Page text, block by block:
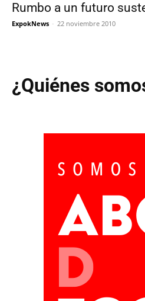
Rumbo a un futuro
ExpokNews - 22 noviembre 2010
¿Quiénes